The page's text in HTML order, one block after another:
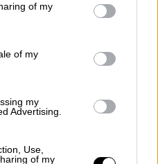
of my
of my
my
Advertising.
Use,
of my
en horas
hace
cuatro órganos